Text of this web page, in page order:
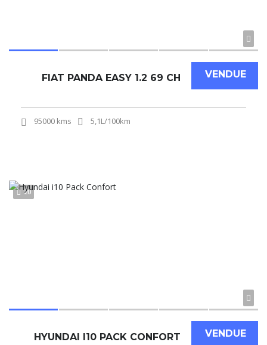
VENDUE
FIAT PANDA EASY 1.2 69 CH
95000 kms 5,1L/100km
20
VENDUE
HYUNDAI I10 PACK CONFORT